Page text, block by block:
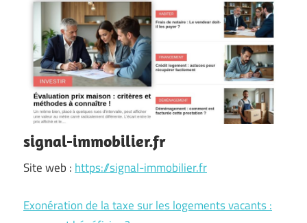
signal-immobilier.fr
Site web : https://signal-immobilier.fr
Exonération de la taxe sur les logements vacants :